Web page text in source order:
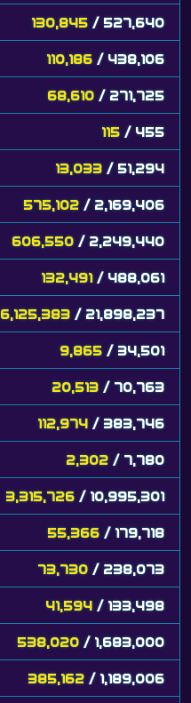
130,845 / 527,640
110,186 / 438,106
68,610 / 271,725
115 / 455
13,033 / 51,294
575,102 / 2,169,406
606,550 / 2,249,440
132,491 / 488,061
6,125,383 / 21,898,237
9,865 / 34,501
20,513 / 70,763
112,974 / 383,746
2,302 / 7,780
3,315,726 / 10,995,301
55,366 / 179,718
73,730 / 238,073
41,594 / 133,498
538,020 / 1,683,000
385,162 / 1,189,006